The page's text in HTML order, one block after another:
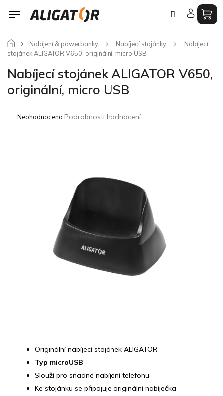
Přejít
Nabíjení & powerbanky Nabíjecí stojánky
Nabíjecí
stojánek ALIGATOR V650, originální, micro USB
Nabíjecí stojánek ALIGATOR V650,
originální, micro USB
Průměrné
Neohodnoceno Podrobnosti hodnocení
Originální nabíjecí stojánek ALIGATOR
Typ microUSB
Slouží pro snadné nabíjení telefonu
Ke stojánku se připojuje originální nabíječka